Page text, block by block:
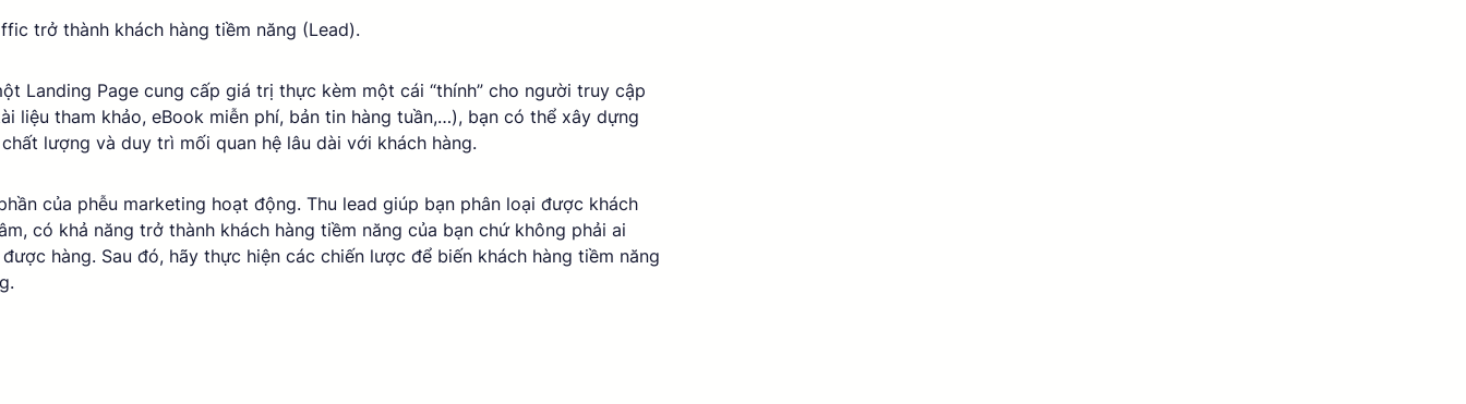
trở thành khách hàng tiềm năng (Lead).
Landing Page cung cấp giá trị thực kèm một cái “thính” cho người truy cập
liệu tham khảo, eBook miễn phí, bản tin hàng tuần,…), bạn có thể xây dựng
lượng và duy trì mối quan hệ lâu dài với khách hàng.
của phễu marketing hoạt động. Thu lead giúp bạn phân loại được khách
có khả năng trở thành khách hàng tiềm năng của bạn chứ không phải ai
hàng. Sau đó, hãy thực hiện các chiến lược để biến khách hàng tiềm năng